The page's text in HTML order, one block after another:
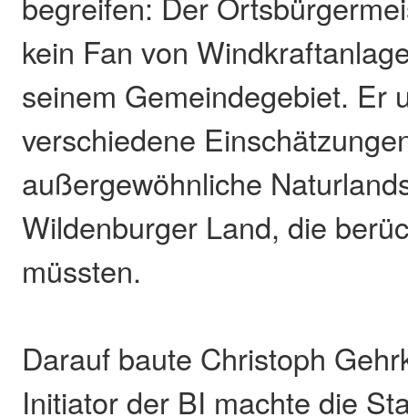
kein Fan von
seinem Gemeindegebiet. Er
verschiedene
außergewöhnliche
Wildenburger Land, die
müssten.
Darauf baute Christoph
Initiator der BI machte die